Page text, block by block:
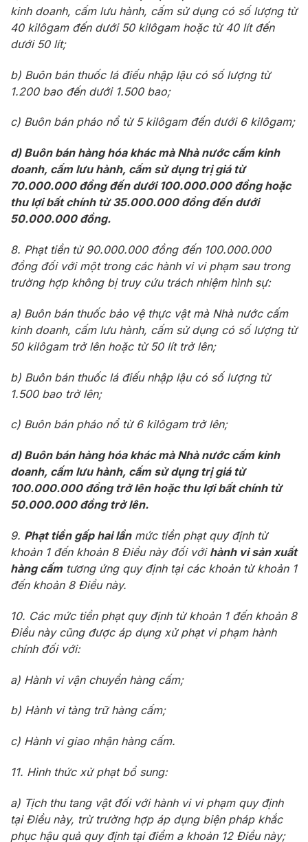
kinh doanh, cấm lưu hành, cấm sử dụng có số lượng từ
40 kilôgam đến dưới 50 kilôgam hoặc từ 40 lít đến
dưới 50 lít;
b) Buôn bán thuốc lá điếu nhập lậu có số lượng từ
1.200 bao đến dưới 1.500 bao;
c) Buôn bán pháo nổ từ 5 kilôgam đến dưới 6 kilôgam;
d) Buôn bán hàng hóa khác mà Nhà nước cấm kinh
doanh, cấm lưu hành, cấm sử dụng trị giá từ
70.000.000 đồng đến dưới 100.000.000 đồng hoặc
thu lợi bất chính từ 35.000.000 đồng đến dưới
50.000.000 đồng.
8. Phạt tiền từ 90.000.000 đồng đến 100.000.000
đồng đối với một trong các hành vi vi phạm sau trong
trường hợp không bị truy cứu trách nhiệm hình sự:
a) Buôn bán thuốc bảo vệ thực vật mà Nhà nước cấm
kinh doanh, cấm lưu hành, cấm sử dụng có số lượng từ
50 kilôgam trở lên hoặc từ 50 lít trở lên;
b) Buôn bán thuốc lá điếu nhập lậu có số lượng từ
1.500 bao trở lên;
c) Buôn bán pháo nổ từ 6 kilôgam trở lên;
d) Buôn bán hàng hóa khác mà Nhà nước cấm kinh
doanh, cấm lưu hành, cấm sử dụng trị giá từ
100.000.000 đồng trở lên hoặc thu lợi bất chính từ
50.000.000 đồng trở lên.
9. Phạt tiền gấp hai lầnmức tiền phạt quy định từ
khoản 1 đến khoản 8 Điều này đối với hành vi sản xuất
hàng cấmtương ứng quy định tại các khoản từ khoản 1
đến khoản 8 Điều này.
10. Các mức tiền phạt quy định từ khoản 1 đến khoản 8
Điều này cũng được áp dụng xử phạt vi phạm hành
chính đối với:
a) Hành vi vận chuyển hàng cấm;
b) Hành vi tàng trữ hàng cấm;
c) Hành vi giao nhận hàng cấm.
11. Hình thức xử phạt bổ sung:
a) Tịch thu tang vật đối với hành vi vi phạm quy định
tại Điều này, trừ trường hợp áp dụng biện pháp khắc
phục hậu quả quy định tại điểm a khoản 12 Điều này;